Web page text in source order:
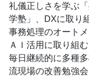
礼儀正しさを学ぶ
学塾」、DXに取り
事務処理のオート
ＡＩ活用に取り組
毎日継続的に多種
流現場の改善勉強